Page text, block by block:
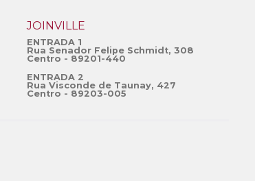
JOINVILLE
ENTRADA 1
Rua Senador Felipe Schmidt, 308
Centro - 89201-440
ENTRADA 2
Rua Visconde de Taunay, 427
Centro - 89203-005